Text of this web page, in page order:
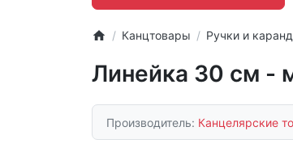
Канцтовары Ручки и
Линейка 30 см -
Производитель: Канцелярские